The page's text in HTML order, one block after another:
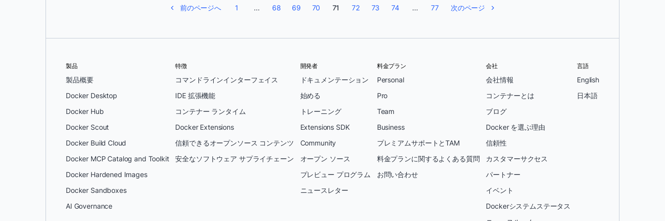
前のページへ 1 ... 68 69 70 71 72 73 74 ... 77 次のページ
製品
製品概要
Docker Desktop
Docker Hub
Docker Scout
Docker Build Cloud
Docker MCP Catalog and Toolkit
Docker Hardened Images
Docker Sandboxes
AI Governance
特徴
コマンドラインインターフェイス
IDE 拡張機能
コンテナー ランタイム
Docker Extensions
信頼できるオープンソース コンテンツ
安全なソフトウェア サプライチェーン
開発者
ドキュメンテーション
始める
トレーニング
Extensions SDK
Community
オープン ソース
プレビュー プログラム
ニュースレター
料金プラン
Personal
Pro
Team
Business
プレミアムサポートとTAM
料金プランに関するよくある質問
お問い合わせ
会社
会社情報
コンテナーとは
ブログ
Docker を選ぶ理由
信頼性
カスタマーサクセス
パートナー
イベント
Dockerシステムステータス
言語
English
日本語